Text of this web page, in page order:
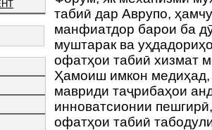
табиӣ дар Аврупо,
манфиатдор барои ба
муштарак ва
офатҳои табиӣ хизмат
Ҳамоиш имкон медиҳад,
мавриди таҷрибаҳои
инноватсионии
офатҳои табиӣ